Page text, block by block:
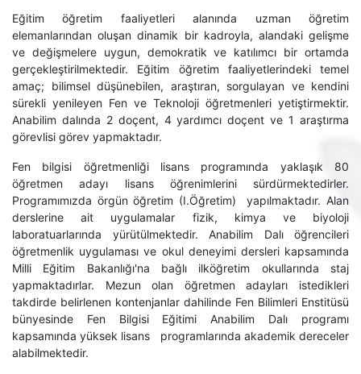
Eğitim öğretim faaliyetleri alanında uzman öğretim
elemanlarından oluşan dinamik bir kadroyla, alandaki gelişme
ve değişmelere uygun, demokratik ve katılımcı bir ortamda
gerçekleştirilmektedir. Eğitim öğretim faaliyetlerindeki temel
amaç; bilimsel düşünebilen, araştıran, sorgulayan ve kendini
sürekli yenileyen Fen ve Teknoloji öğretmenleri yetiştirmektir.
Anabilim dalında 2 doçent, 4 yardımcı doçent ve 1 araştırma
görevlisi görev yapmaktadır.
Fen bilgisi öğretmenliği lisans programında yaklaşık 80
öğretmen adayı lisans öğrenimlerini sürdürmektedirler.
Programımızda örgün öğretim (I.Öğretim) yapılmaktadır. Alan
derslerine ait uygulamalar fizik, kimya ve biyoloji
laboratuarlarında yürütülmektedir. Anabilim Dalı öğrencileri
öğretmenlik uygulaması ve okul deneyimi dersleri kapsamında
Milli Eğitim Bakanlığı'na bağlı ilköğretim okullarında staj
yapmaktadırlar. Mezun olan öğretmen adayları istedikleri
takdirde belirlenen kontenjanlar dahilinde Fen Bilimleri Enstitüsü
bünyesinde Fen Bilgisi Eğitimi Anabilim Dalı programı
kapsamında yüksek lisans programlarında akademik dereceler
alabilmektedir.